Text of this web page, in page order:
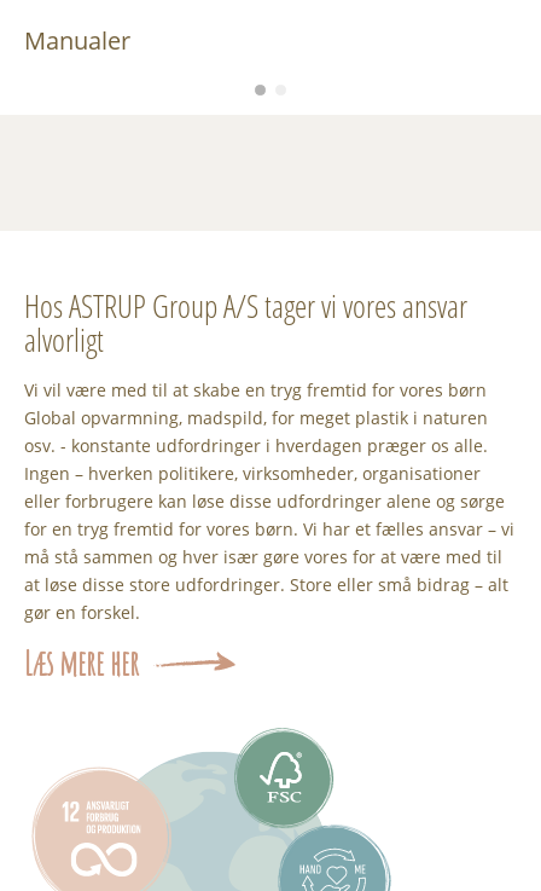
Manualer
Hos ASTRUP Group A/S tager vi vores ansvar
alvorligt
Vi vil være med til at skabe en tryg fremtid for vores børn
Global opvarmning, madspild, for meget plastik i naturen
osv. - konstante udfordringer i hverdagen præger os alle.
Ingen – hverken politikere, virksomheder, organisationer
eller forbrugere kan løse disse udfordringer alene og sørge
for en tryg fremtid for vores børn. Vi har et fælles ansvar – vi
må stå sammen og hver især gøre vores for at være med til
at løse disse store udfordringer. Store eller små bidrag – alt
gør en forskel.
Læs mere her